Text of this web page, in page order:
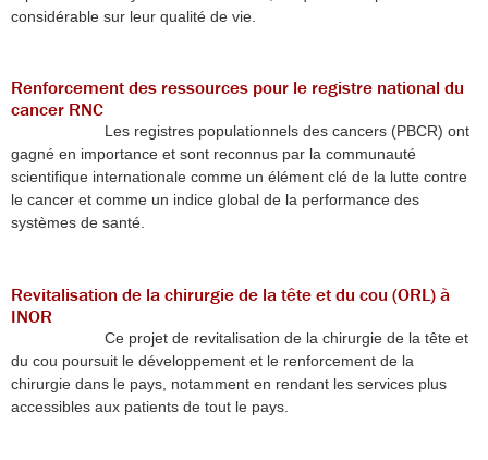
considérable sur leur qualité de vie.
Renforcement des ressources pour le registre national du
cancer RNC
Les registres populationnels des cancers (PBCR) ont
gagné en importance et sont reconnus par la communauté
scientifique internationale comme un élément clé de la lutte contre
le cancer et comme un indice global de la performance des
systèmes de santé.
Revitalisation de la chirurgie de la tête et du cou (ORL) à
INOR
Ce projet de revitalisation de la chirurgie de la tête et
du cou poursuit le développement et le renforcement de la
chirurgie dans le pays, notamment en rendant les services plus
accessibles aux patients de tout le pays.